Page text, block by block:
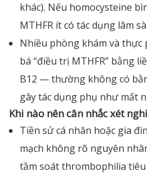
khác). Nếu homocysteine
MTHFR ít có tác dụng lâm
Nhiều phòng khám và thực
bá “điều trị MTHFR” bằng
B12 — thường không có
gây tác dụng phụ như mất
Khi nào nên cân nhắc xét
Tiền sử cá nhân hoặc gia
mạch không rõ nguyên
tầm soát thrombophilia tiêu